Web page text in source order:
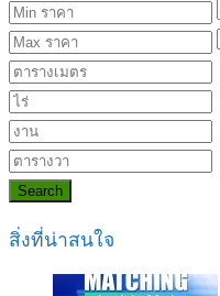
Search
สิ่งที่น่าสนใจ